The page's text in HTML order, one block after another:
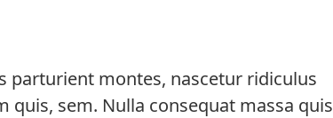
parturient montes, nascetur ridiculus
quis, sem. Nulla consequat massa quis